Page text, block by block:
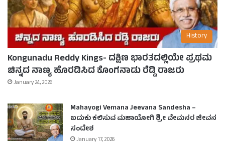
History
Kongunadu Reddy Kings- ದಕ್ಷಿಣ ಭಾರತದಲ್ಲಿಯೇ ಪ್ರಥಮ
ಚಿನ್ನದ ನಾಣ್ಯ ಹೊರಡಿಸಿದ ಕೊಂಗನಾಡು ರೆಡ್ಡಿ ರಾಜರು
January 24, 2026
Mahayogi Vemana Jeevana Sandesha –
ಬದುಕು ಕಲಿಸುವ ಮಹಾಯೋಗಿ ಶ್ರೀ ವೇಮನರ ಜೀವನ
ಸಂದೇಶ
January 17, 2026